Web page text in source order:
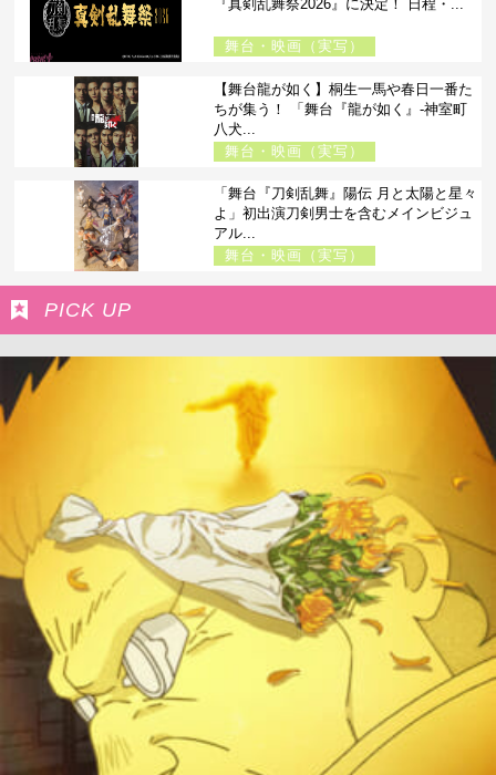
『真剣乱舞祭2026』に決定！ 日程・...
舞台・映画（実写）
【舞台龍が如く】桐生一馬や春日一番た
ちが集う！ 「舞台『龍が如く』-神室町
八犬...
舞台・映画（実写）
「舞台『刀剣乱舞』陽伝 月と太陽と星々
よ」初出演刀剣男士を含むメインビジュ
アル...
舞台・映画（実写）
PICK UP